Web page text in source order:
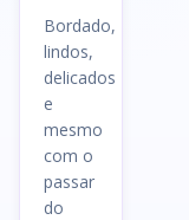
Bordado,
lindos,
delicados
e
mesmo
com o
passar
do